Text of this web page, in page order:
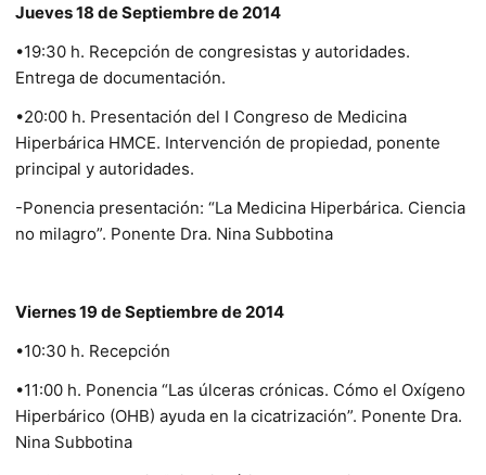
Jueves 18 de Septiembre de 2014
•19:30 h. Recepción de congresistas y autoridades.
Entrega de documentación.
•20:00 h. Presentación del I Congreso de Medicina
Hiperbárica HMCE. Intervención de propiedad, ponente
principal y autoridades.
-Ponencia presentación: “La Medicina Hiperbárica. Ciencia
no milagro”. Ponente Dra. Nina Subbotina
Viernes 19 de Septiembre de 2014
•10:30 h. Recepción
•11:00 h. Ponencia “Las úlceras crónicas. Cómo el Oxígeno
Hiperbárico (OHB) ayuda en la cicatrización”. Ponente Dra.
Nina Subbotina